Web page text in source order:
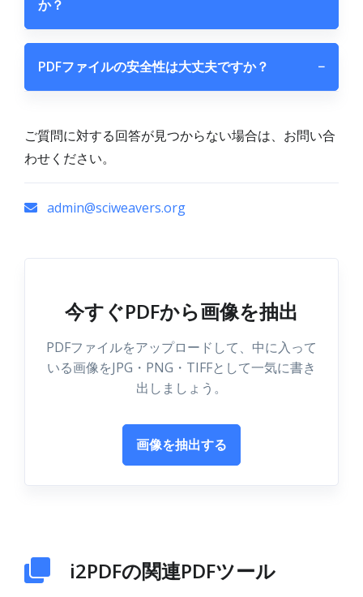
か？
PDFファイルの安全性は大丈夫ですか？ −
ご質問に対する回答が見つからない場合は、お問い合
わせください。
admin@sciweavers.org
今すぐPDFから画像を抽出
PDFファイルをアップロードして、中に入って
いる画像をJPG・PNG・TIFFとして一気に書き
出しましょう。
画像を抽出する
i2PDFの関連PDFツール